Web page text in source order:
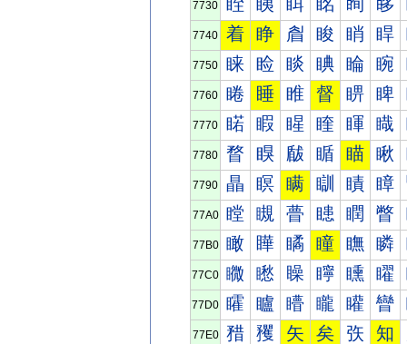
7730
7740 着 睁 睂 睃 睄 睅
7750 睐 睑 睒 睓 睔 睕
7760 睠 睡 睢 督 睤 睥
7770 睰 睱 睲 睳 睴 睵
7780 瞀 瞁 瞂 瞃 瞄 瞅
7790 瞐 瞑 瞒 瞓 瞔 瞕
77A0 瞠 瞡 瞢 瞣 瞤 瞥
77B0 瞰 瞱 瞲 瞳 瞴 瞵
77C0 矀 矁 矂 矃 矄 矅
77D0 矐 矑 矒 矓 矔 矕
77E0 矠 矡 矢 矣 矤 知